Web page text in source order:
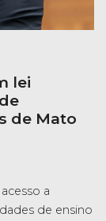
lei
de Mato
a
de ensino